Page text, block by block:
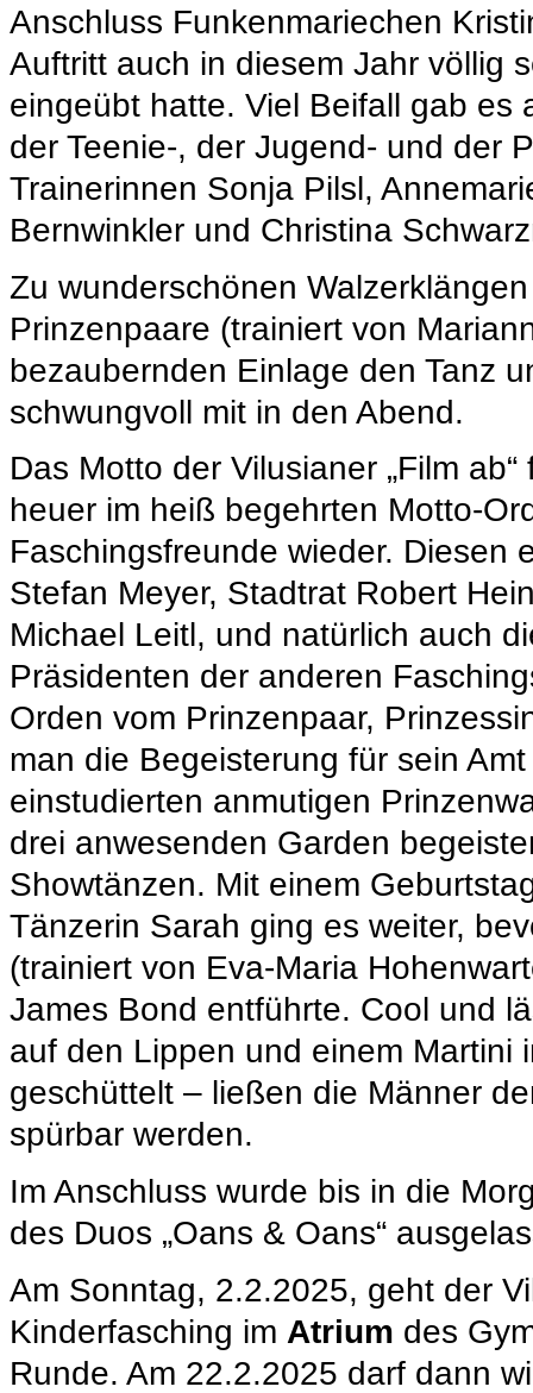
Anschluss Funkenmariechen
Auftritt auch in diesem Jahr völlig
eingeübt hatte. Viel Beifall gab es
der Teenie-, der Jugend- und der
Trainerinnen Sonja Pilsl,
Bernwinkler und Christina
Zu wunderschönen
Prinzenpaare (trainiert von
bezaubernden Einlage den Tanz
schwungvoll mit in den Abend.
Das Motto der Vilusianer „Film
heuer im heiß begehrten Motto-
Faschingsfreunde wieder. Diesen
Stefan Meyer, Stadtrat Robert
Michael Leitl, und natürlich auch
Präsidenten der anderen
Orden vom Prinzenpaar,
man die Begeisterung für sein
einstudierten anmutigen
drei anwesenden Garden
Showtänzen. Mit einem
Tänzerin Sarah ging es weiter,
(trainiert von Eva-Maria
James Bond entführte. Cool und
auf den Lippen und einem Martini
geschüttelt – ließen die Männer
spürbar werden.
Im Anschluss wurde bis in die
des Duos „Oans & Oans“
Am Sonntag, 2.2.2025, geht der
Kinderfasching im Atrium des
Runde. Am 22.2.2025 darf dann